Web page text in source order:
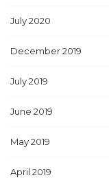
July 2020
December 2019
July 2019
June 2019
May 2019
April 2019